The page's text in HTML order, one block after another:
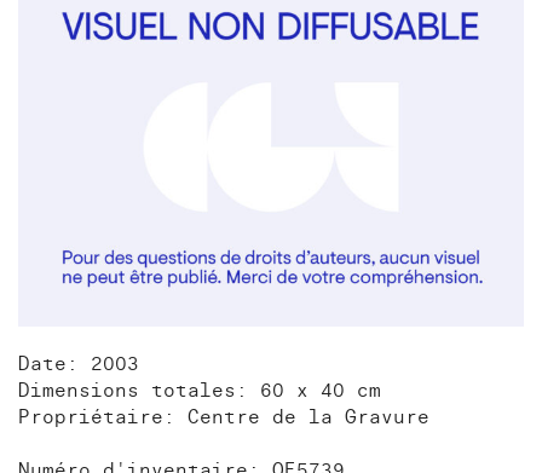
Date: 2003
Dimensions totales: 60 x 40 cm
Propriétaire: Centre de la Gravure